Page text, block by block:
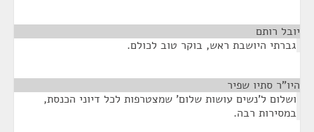
יובל רותם
גברתי היושבת ראש, בוקר טוב לכולם.
היו"ר סתיו שפיר
ושלום ל'נשים עושות שלום' שמצטרפות לכל דיוני הכנסת,
במסירות רבה.